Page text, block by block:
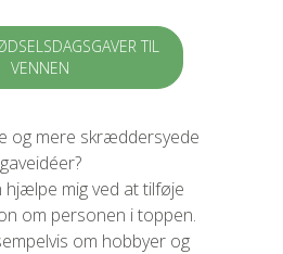
TIL
VENNEN
og mere skræddersyede
gaveidéer?
hjælpe mig ved at tilføje
om personen i toppen.
om hobbyer og